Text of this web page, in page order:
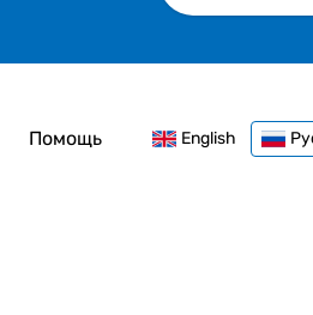
Помощь English